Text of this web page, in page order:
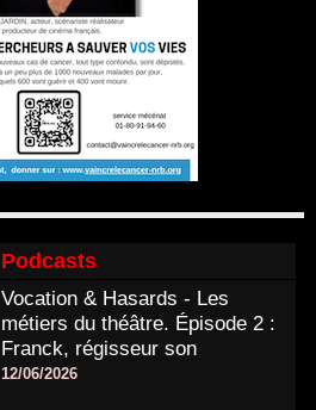
Podcasts
Vocation & Hasards - Les
métiers du théâtre. Épisode 2 :
Franck, régisseur son
12/06/2026